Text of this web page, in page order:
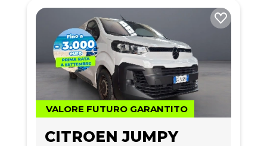
VALORE FUTURO GARANTITO
CITROEN JUMPY